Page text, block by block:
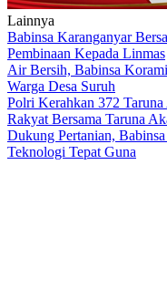
Lainnya
Babinsa Karanganyar
Pembinaan Kepada Linmas
Air Bersih, Babinsa
Warga Desa Suruh
Polri Kerahkan 372
Rakyat Bersama Taruna
Dukung Pertanian,
Teknologi Tepat Guna